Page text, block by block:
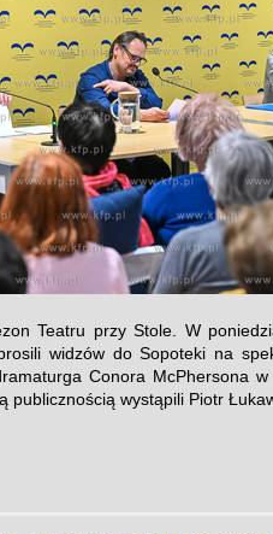
Teatru przy Stole. W
widzów do Sopoteki na
Conora McPhersona w
publicznością wystąpili Piotr